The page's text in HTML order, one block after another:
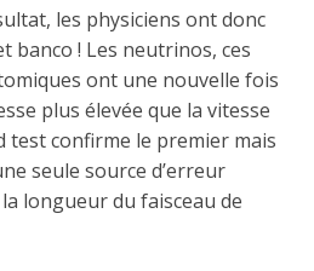
les physiciens ont donc
banco ! Les neutrinos, ces
ont une nouvelle fois
plus élevée que la vitesse
test confirme le premier mais
seule source d’erreur
longueur du faisceau de